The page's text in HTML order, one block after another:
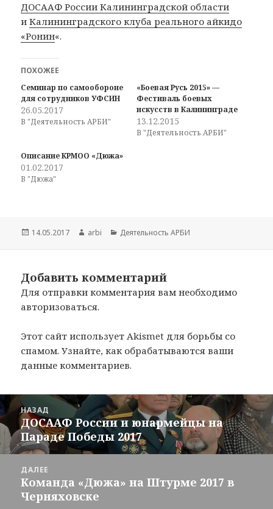
ДОСААФ России Калининградской области
иКалининградского клуба реального айкидо
«Ронин«.
ПОХОЖЕЕ
Семинар по самообороне
для сотрудников УФСИН
26.05.2017
В "Деятельность АРБИ"
«Боевая Русь 2015» —
Фестиваль боевых
искусств в Калининграде
13.12.2015
В "Деятельность АРБИ"
Описание КРМОО «Дюжа»
01.02.2017
В "Дюжа"
Опубликовано
14.05.2017 Автор
arbi Рубрики
Деятельность АРБИ
Добавить комментарий
Для отправки комментария вам необходимо
авторизоваться.
Этот сайт использует Akismet для борьбы со
спамом.Узнайте, как обрабатываются ваши
данные комментариев.
Навигация
по
записям
НАЗАД
Предыдущая
запись:
ДОСААФ России и юнармейцы на
Параде Победы 2017
ДАЛЕЕ
Следующая
запись:
Команда «Дюжа» на Штурме 2017 в
Черняховске